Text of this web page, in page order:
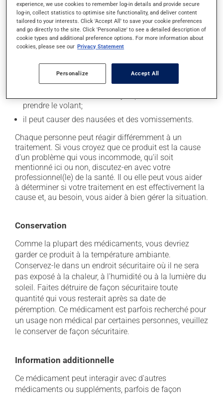
En plus de ses effets recherchés, ce produit peut à
l'occasion entraîner certains effets indésirables (effets
secondaires), notamment :
il peut rendre la bouche sèche;
il peut causer de la constipation - pour la prévenir,
buvez beaucoup, prenez plus de fibres alimentaires;
il peut causer des étourdissements ou vous endormir
prendre le volant;
il peut causer des nausées et des vomissements.
Chaque personne peut réagir différemment à un
traitement. Si vous croyez que ce produit est la cause
d'un problème qui vous incommode, qu'il soit
mentionné ici ou non, discutez-en avec votre
professionnel(le) de la santé. Il ou elle peut vous aider
à déterminer si votre traitement en est effectivement la
cause et, au besoin, vous aider à bien gérer la situation.
Conservation
Comme la plupart des médicaments, vous devriez
garder ce produit à la température ambiante.
Conservez-le dans un endroit sécuritaire où il ne sera
pas exposé à la chaleur, à l'humidité ou à la lumière du
soleil. Faites détruire de façon sécuritaire toute
quantité qui vous resterait après sa date de
péremption. Ce médicament est parfois recherché pour
un usage non médical par certaines personnes, veuillez
le conserver de façon sécuritaire.
Information additionnelle
Ce médicament peut interagir avec d'autres
médicaments ou suppléments, parfois de façon
experience, we use cookies to remember log-in details and provide secure
log-in, collect statistics to optimise site functionality, and deliver content
tailored to your interests. Click 'Accept All' to save your cookie preferences
and go directly to the site. Click 'Personalize' to see a detailed description of
cookie types and additional preference options. For more information about
cookies, please see our Privacy Statement
Personalize Accept All